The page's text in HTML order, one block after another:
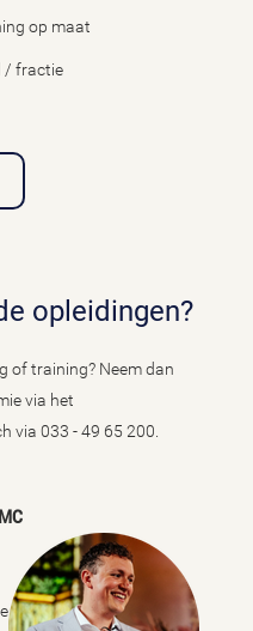
op maat
/ fractie
opleidingen?
of training? Neem dan
via het
via 033 - 49 65 200.